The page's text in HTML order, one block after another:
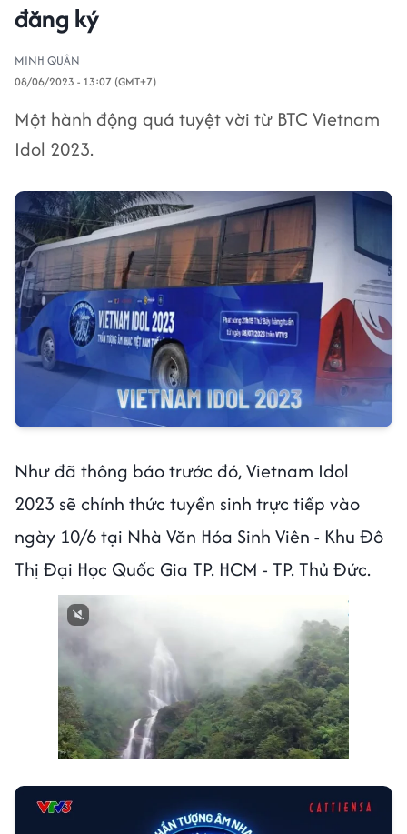
đăng ký
MINH QUÂN
08/06/2023 - 13:07 (GMT+7)
Một hành động quá tuyệt vời từ BTC Vietnam
Idol 2023.
Như đã thông báo trước đó, Vietnam Idol
2023 sẽ chính thức tuyển sinh trực tiếp vào
ngày 10/6 tại Nhà Văn Hóa Sinh Viên - Khu Đô
Thị Đại Học Quốc Gia TP. HCM - TP. Thủ Đức.